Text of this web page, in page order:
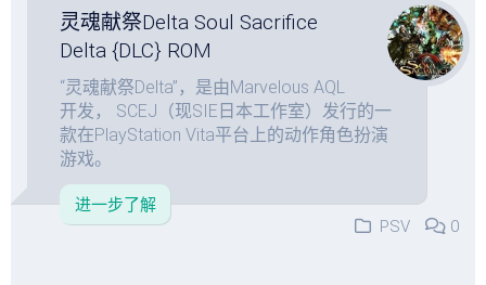
灵魂献祭Delta Soul Sacrifice
Delta {DLC} ROM
“灵魂献祭Delta”，是由Marvelous AQL
开发， SCEJ（现SIE日本工作室）发行的一
款在PlayStation Vita平台上的动作角色扮演
游戏。
进一步了解
PSV
0